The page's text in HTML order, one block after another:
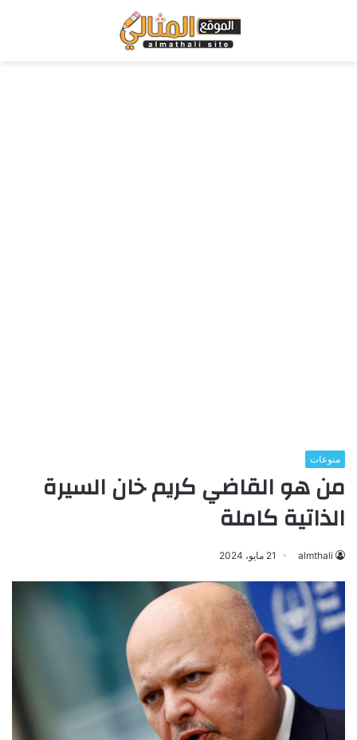
منوعات
من هو القاضي كريم خان السيرة
الذاتية كاملة
almthali 21 مايو، 2024